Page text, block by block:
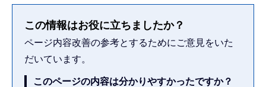
この情報はお役に立ちましたか？
ページ内容改善の参考とするためにご意見をいた
だいています。
このページの内容は分かりやすかったですか？